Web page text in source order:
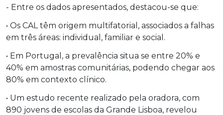
- Entre os dados apresentados, destacou-se que:
• Os CAL têm origem multifatorial, associados a falhas
em três áreas: individual, familiar e social.
• Em Portugal, a prevalência situa se entre 20% e
40% em amostras comunitárias, podendo chegar aos
80% em contexto clínico.
• Um estudo recente realizado pela oradora, com
890 jovens de escolas da Grande Lisboa, revelou